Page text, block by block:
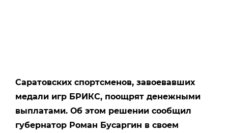
Саратовских спортсменов, завоевавших
медали игр БРИКС, поощрят денежными
выплатами. Об этом решении сообщил
губернатор Роман Бусаргин в своем